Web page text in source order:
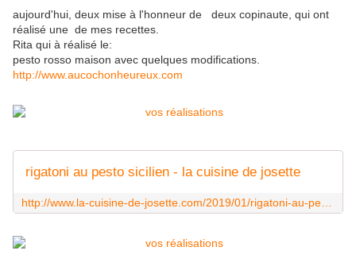
aujourd'hui, deux mise à l'honneur de deux copinaute, qui ont
réalisé une de mes recettes.
Rita qui à réalisé le:
pesto rosso maison avec quelques modifications.
http://www.aucochonheureux.com
rigatoni au pesto sicilien - la cuisine de josette